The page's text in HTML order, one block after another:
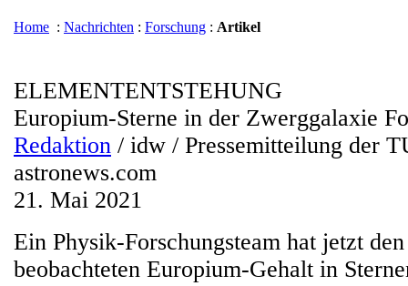
Home : Nachrichten : Forschung : Artikel
ELEMENTENTSTEHUNG
Europium-Sterne in der Zwerggalaxie
Redaktion / idw / Pressemitteilung der
astronews.com
21. Mai 2021
Ein Physik-Forschungsteam hat jetzt
beobachteten Europium-Gehalt in